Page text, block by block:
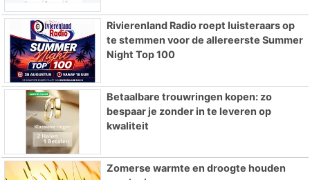
Rivierenland Radio roept luisteraars op
te stemmen voor de allereerste Summer
Night Top 100
Betaalbare trouwringen kopen: zo
bespaar je zonder in te leveren op
kwaliteit
Zomerse warmte en droogte houden